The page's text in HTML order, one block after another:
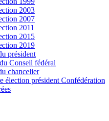
2003
2007
2011
2015
2019
président
Conseil fédéral
chancelier
élection président Confédération